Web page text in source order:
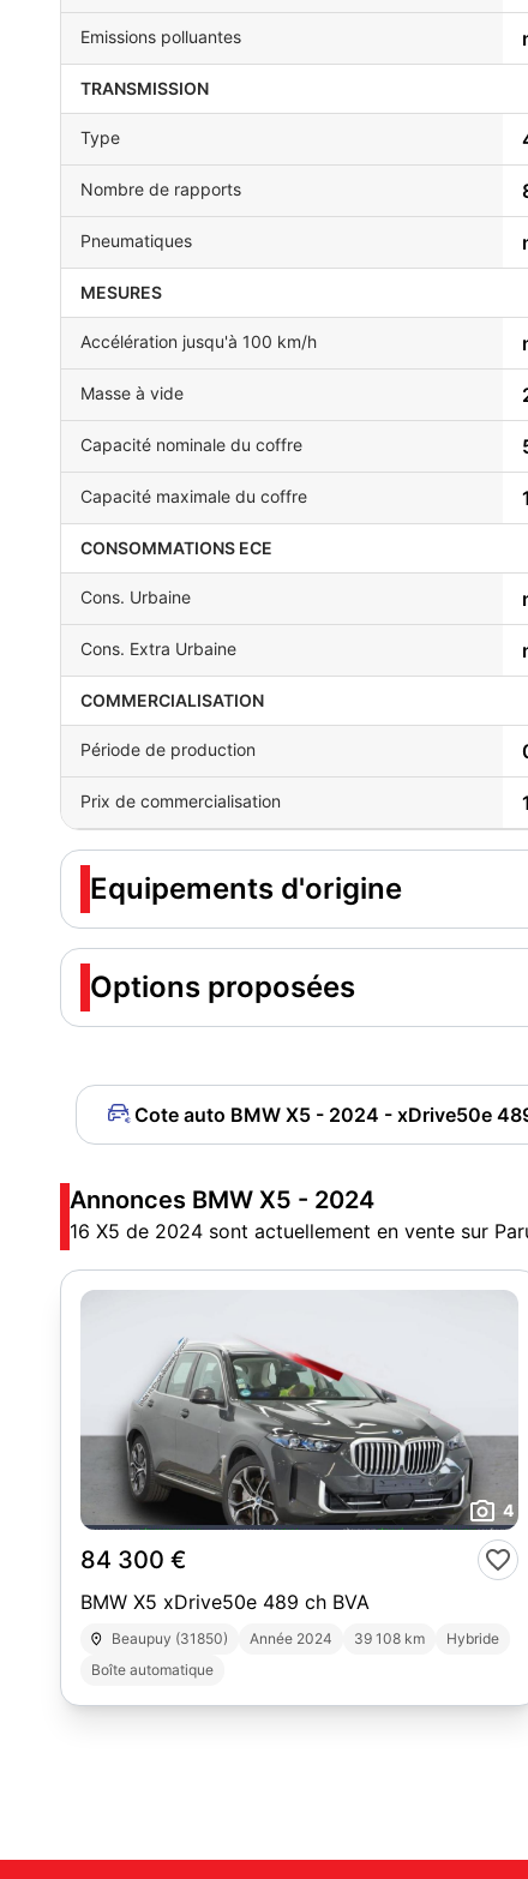
Emissions polluantes
TRANSMISSION
Type
Nombre de rapports
Pneumatiques
MESURES
Accélération jusqu'à 100 km/h
Masse à vide
Capacité nominale du coffre
Capacité maximale du coffre
CONSOMMATIONS ECE
Cons. Urbaine
Cons. Extra Urbaine
COMMERCIALISATION
Période de production
Prix de commercialisation
Equipements d'origine
Options proposées
Cote auto BMW X5 - 2024 - xDrive50e
Annonces BMW X5 - 2024
16 X5 de 2024 sont actuellement en vente sur
4
84 300 €
BMW X5 xDrive50e 489 ch BVA
Beaupuy (31850) Année 2024 39 108 km
Hybride
Boîte automatique